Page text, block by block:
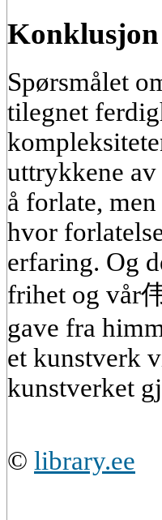
Konklusjon
Spørsmålet
tilegnet
uttrykkene
å forlate,
hvor
erfaring. Og
frihet og vår
gave fra
et kunstverk
kunstverket
© library.ee